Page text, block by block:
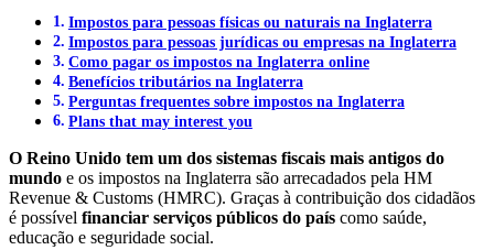
Impostos para pessoas físicas ou naturais na Inglaterra
Impostos para pessoas jurídicas ou empresas na Inglaterra
Como pagar os impostos na Inglaterra online
Benefícios tributários na Inglaterra
Perguntas frequentes sobre impostos na Inglaterra
Plans that may interest you
O Reino Unido tem um dos sistemas fiscais mais antigos do
mundo e os impostos na Inglaterra são arrecadados pela HM
Revenue & Customs (HMRC). Graças à contribuição dos cidadãos
é possível financiar serviços públicos do país como saúde,
educação e seguridade social.